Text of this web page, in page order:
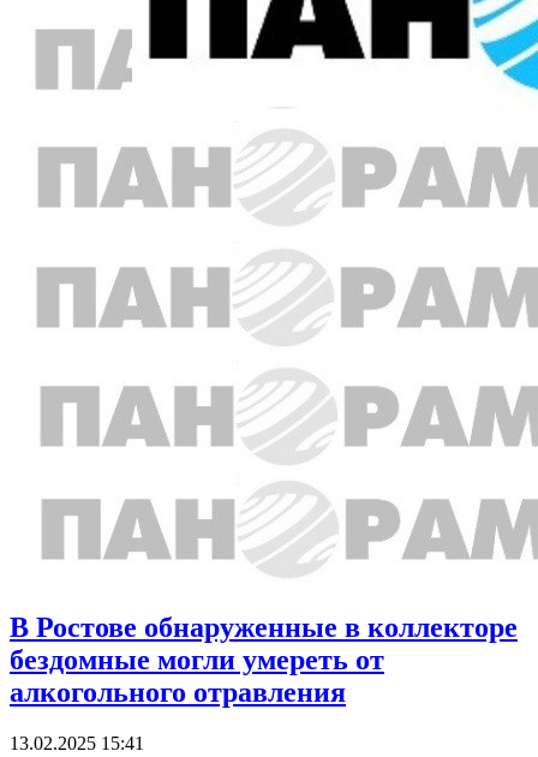
В Ростове обнаруженные в коллекторе
бездомные могли умереть от
алкогольного отравления
13.02.2025 15:41